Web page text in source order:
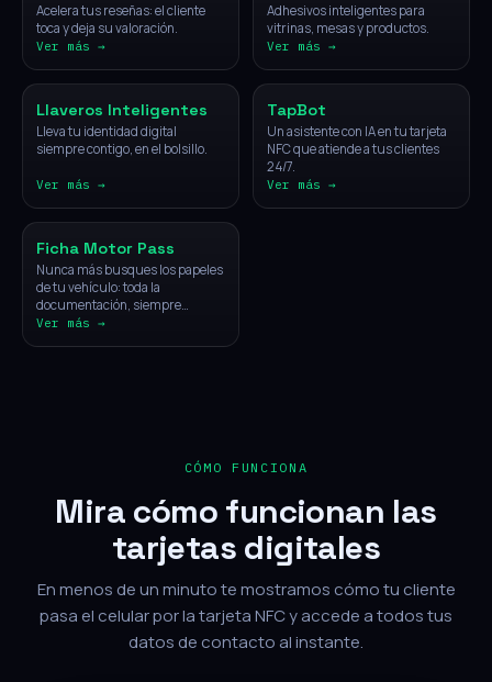
Acelera tus reseñas: el cliente
toca y deja su valoración.
Ver más →
Adhesivos inteligentes para
vitrinas, mesas y productos.
Ver más →
NFC
Llaveros Inteligentes
Lleva tu identidad digital
siempre contigo, en el bolsillo.
Ver más →
IA
TapBot
Un asistente con IA en tu tarjeta
NFC que atiende a tus clientes
24/7.
Ver más →
Vehículos
Ficha Motor Pass
Nunca más busques los papeles
de tu vehículo: toda la
documentación, siempre
disponible con un solo toque.
Ver más →
CÓMO FUNCIONA
Mira cómo funcionan las
tarjetas digitales
En menos de un minuto te mostramos cómo tu cliente
pasa el celular por la tarjeta NFC y accede a todos tus
datos de contacto al instante.